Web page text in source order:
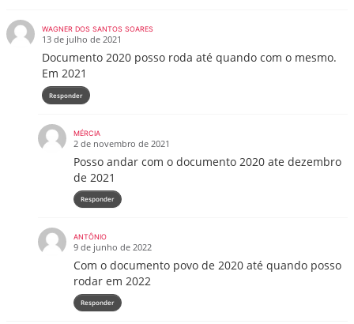
WAGNER DOS SANTOS SOARES
13 de julho de 2021
Documento 2020 posso roda até quando com o mesmo.
Em 2021
Responder
MÉRCIA
2 de novembro de 2021
Posso andar com o documento 2020 ate dezembro
de 2021
Responder
ANTÔNIO
9 de junho de 2022
Com o documento povo de 2020 até quando posso
rodar em 2022
Responder